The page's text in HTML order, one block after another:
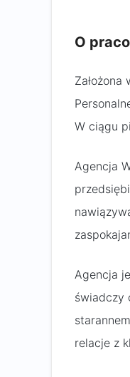
O
W ciągu
Agencja
Agencja
świadczy
relacje z